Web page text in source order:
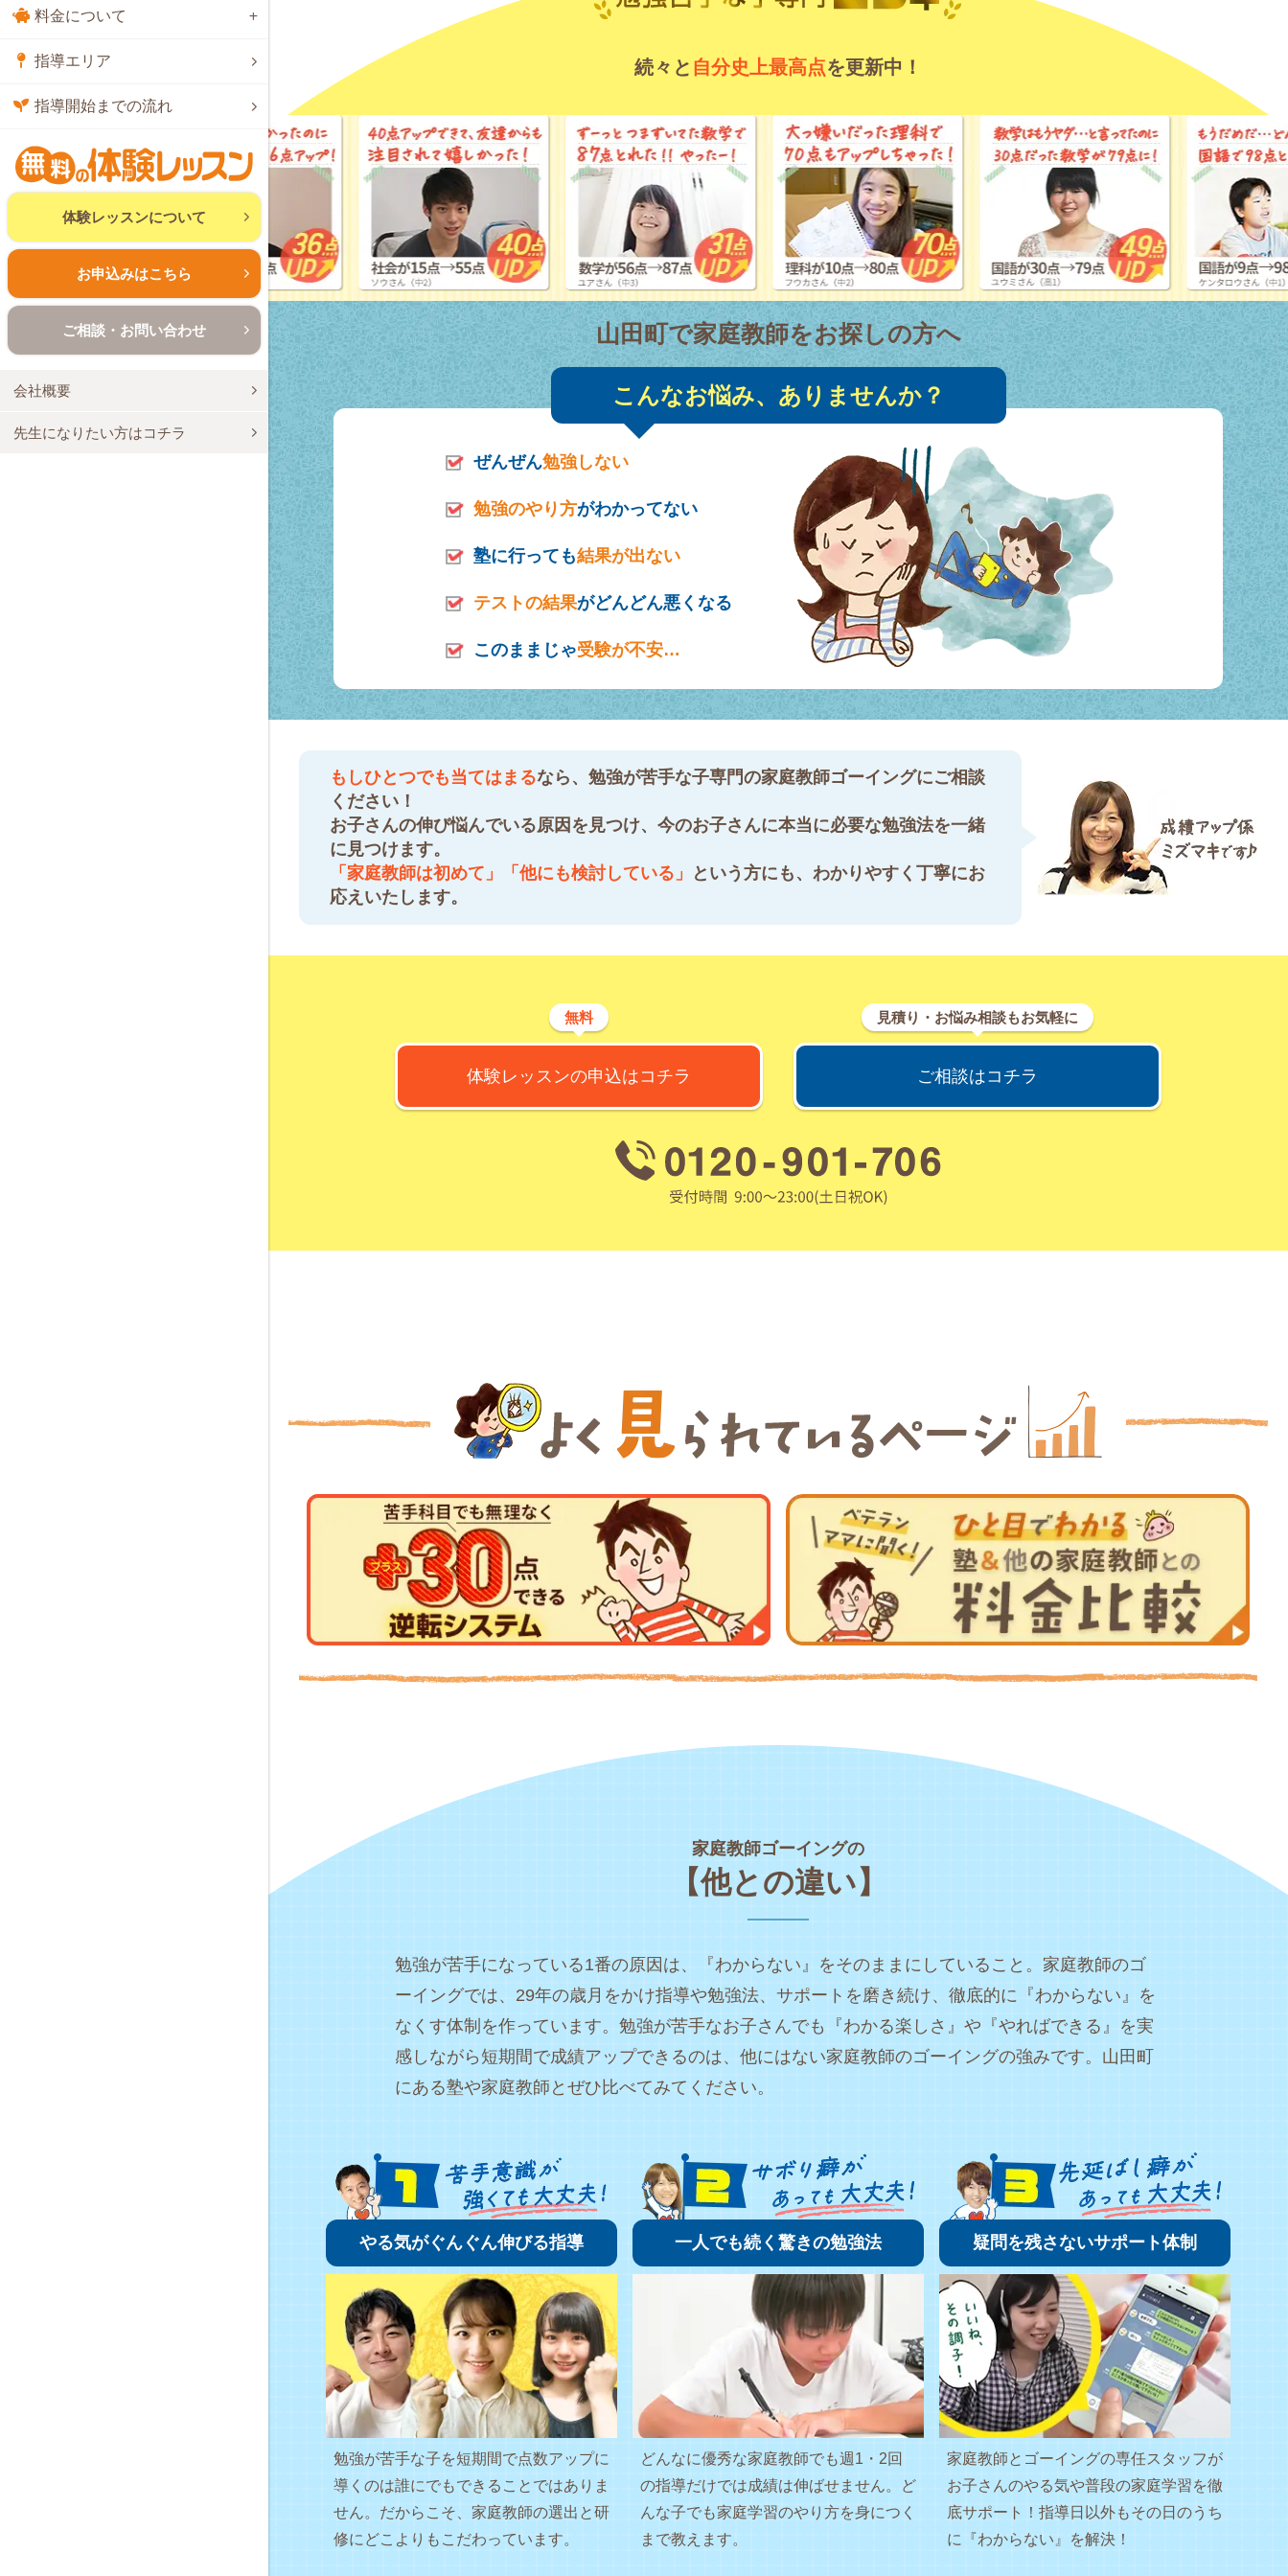
続々と 自分史上最高点を更新中！
山田町で家庭教師をお探しの方へ
こんなお悩み、ありませんか？
ぜんぜん勉強しない
勉強のやり方がわかってない
塾に行っても結果が出ない
テストの結果がどんどん悪くなる
このままじゃ受験が不安…
もしひとつでも当てはまるなら、勉強が苦手な子専門の家庭教師ゴーイングにご相談
ください！
お子さんの伸び悩んでいる原因を見つけ、今のお子さんに本当に必要な勉強法を一緒
に見つけます。
「家庭教師は初めて」「他にも検討している」
という方にも、わかりやすく丁寧にお
応えいたします。
無料
体験レッスンの申込はコチラ
見積り・お悩み相談もお気軽に
ご相談はコチラ
家庭教師ゴーイングの
【他との違い】
勉強が苦手になっている1番の原因は、『わからない』をそのままにしていること。家庭教師のゴ
ーイングでは、29年の歳月をかけ指導や勉強法、サポートを磨き続け、徹底的に『わからない』を
なくす体制を作っています。勉強が苦手なお子さんでも『わかる楽しさ』や『やればできる』を実
感しながら短期間で成績アップできるのは、他にはない家庭教師のゴーイングの強みです。山田町
にある塾や家庭教師とぜひ比べてみてください。
やる気がぐんぐん伸びる指導
勉強が苦手な子を短期間で点数アップに
導くのは誰にでもできることではありま
せん。だからこそ、家庭教師の選出と研
修にどこよりもこだわっています。
一人でも続く驚きの勉強法
どんなに優秀な家庭教師でも週1・2回
の指導だけでは成績は伸ばせません。ど
んな子でも家庭学習のやり方を身につく
まで教えます。
疑問を残さないサポート体制
家庭教師とゴーイングの専任スタッフが
お子さんのやる気や普段の家庭学習を徹
底サポート！指導日以外もその日のうち
に『わからない』を解決！
料金について
指導エリア
指導開始までの流れ
体験レッスンについて
お申込みはこちら
ご相談・お問い合わせ
会社概要
先生になりたい方はコチラ